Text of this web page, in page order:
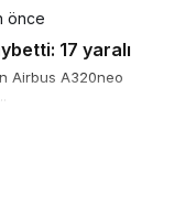
önce
17 yaralı
Airbus A320neo